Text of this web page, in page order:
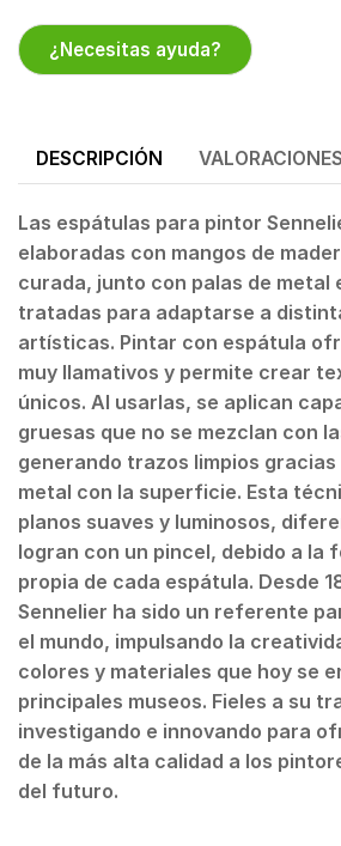
¿Necesitas ayuda?
DESCRIPCIÓN
Las espátulas para pintor
elaboradas con mangos de
curada, junto con palas de metal
tratadas para adaptarse a
artísticas. Pintar con espátula
muy llamativos y permite crear
únicos. Al usarlas, se aplican
gruesas que no se mezclan con
generando trazos limpios
metal con la superficie. Esta
planos suaves y luminosos,
logran con un pincel, debido a la
propia de cada espátula. Desde
Sennelier ha sido un referente
el mundo, impulsando la
colores y materiales que hoy se
principales museos. Fieles a su
investigando e innovando para
de la más alta calidad a los
del futuro.